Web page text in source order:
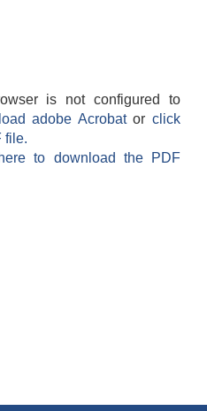
is not configured to
adobe Acrobatorclick
file.
to download the PDF